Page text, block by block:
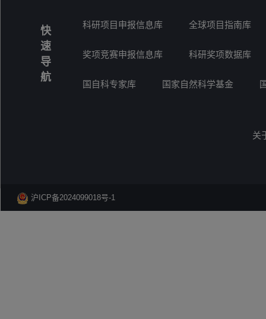
快
速
导
航
科研项目申报信息库 全球项目指南库
奖项竞赛申报信息库 科研奖项数据库
国自科专家库 国家自然科学基金
关
沪ICP备2024099018号-1